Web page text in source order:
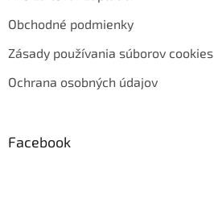
Obchodné podmienky
Zásady používania súborov cookies
Ochrana osobných údajov
Facebook